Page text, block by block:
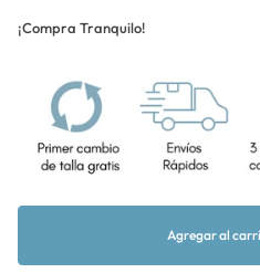
¡Compra Tranquilo!
Agregar al